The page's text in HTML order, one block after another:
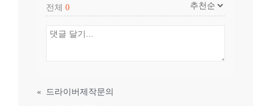
전체 0
« 드라이버제작문의